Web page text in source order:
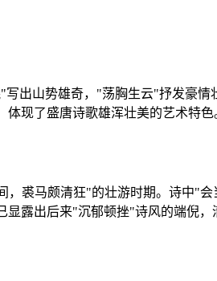
出山势雄奇，"荡胸生云"抒发豪
现了盛唐诗歌雄浑壮美的艺术特色
，裘马颇清狂"的壮游时期。诗中"
露出后来"沉郁顿挫"诗风的端倪